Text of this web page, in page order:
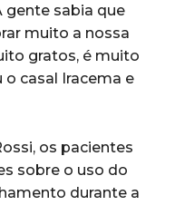
gente sabia que
muito a nossa
gratos, é muito
o casal Iracema e
os pacientes
sobre o uso do
durante a